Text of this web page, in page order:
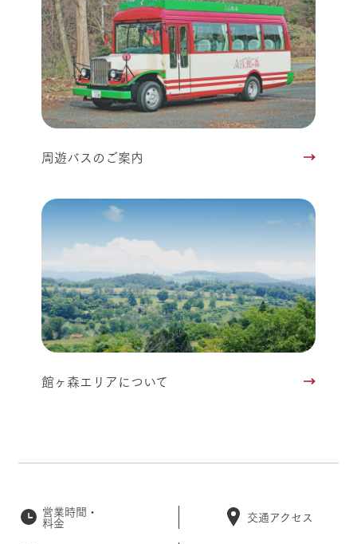
周遊バスのご案内
館ヶ森エリアについて
営業時間・
料金 交通アクセス